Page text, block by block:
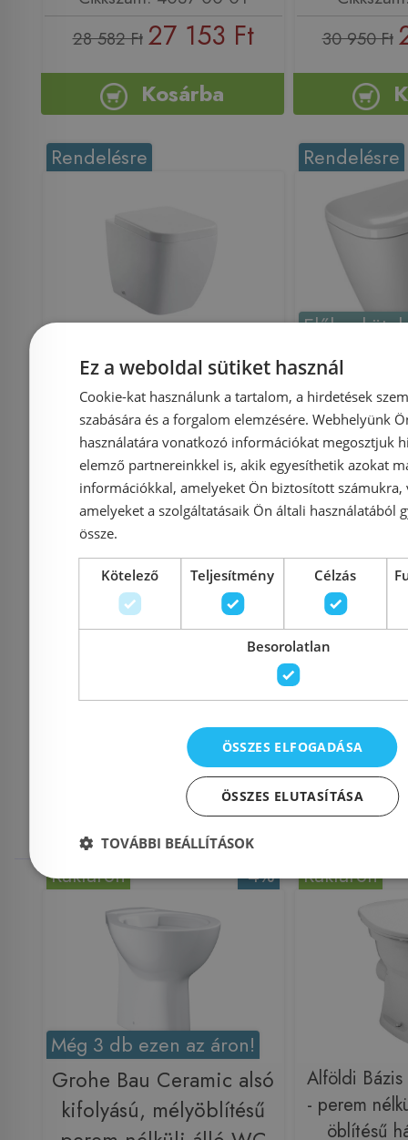
28 582 Ft 27 153 Ft
Kosárba
30 950 Ft
Rendelésre
AREZZO design OHIO
Rimless álló wc
alsós/hátsó kifolyású,
fehér AR-205R
Azonosító: 218380
Cikkszám: AR-205R
70 900 Ft
Rendelésre
Előleg
Duravit
wc
Mások
megnézték
-4%
Raktáron
Még 3 db ezen az áron!
Grohe Bau Ceramic alsó
kifolyású, mélyöblítésű
Raktáron
Alföldi Bázis
- perem
öblítésű
Ez a weboldal sütiket használ
Cookie-kat használunk a tartalom, a hirdetések
szabására és a forgalom elemzésére. Webhelyünk
használatára vonatkozó információkat megosztjuk
elemző partnereinkkel is, akik egyesíthetik azokat
információkkal, amelyeket Ön biztosított számukra,
amelyeket a szolgáltatásaik Ön általi használatából
össze.
Kötelező Teljesítmény Célzás
Besorolatlan
ÖSSZES ELFOGADÁSA
ÖSSZES ELUTASÍTÁSA
TOVÁBBI BEÁLLÍTÁSOK